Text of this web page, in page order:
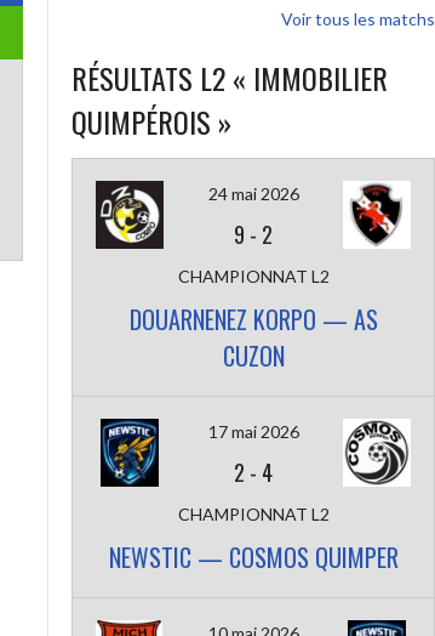
Voir tous les matchs
RÉSULTATS L2 « IMMOBILIER
QUIMPÉROIS »
24 mai 2026
9 - 2
CHAMPIONNAT L2
DOUARNENEZ KORPO — AS
CUZON
17 mai 2026
2 - 4
CHAMPIONNAT L2
NEWSTIC — COSMOS QUIMPER